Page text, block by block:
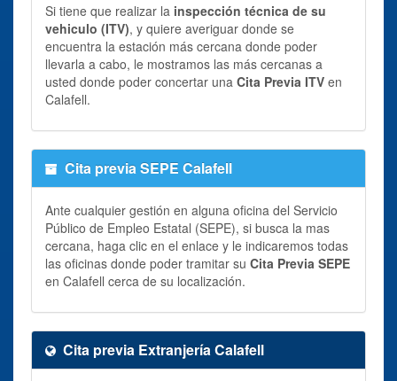
Si tiene que realizar la inspección técnica de su
vehiculo (ITV), y quiere averiguar donde se
encuentra la estación más cercana donde poder
llevarla a cabo, le mostramos las más cercanas a
usted donde poder concertar una Cita Previa ITV en
Calafell.
Cita previa SEPE Calafell
Ante cualquier gestión en alguna oficina del Servicio
Público de Empleo Estatal (SEPE), si busca la mas
cercana, haga clic en el enlace y le indicaremos todas
las oficinas donde poder tramitar su Cita Previa SEPE
en Calafell cerca de su localización.
Cita previa Extranjería Calafell